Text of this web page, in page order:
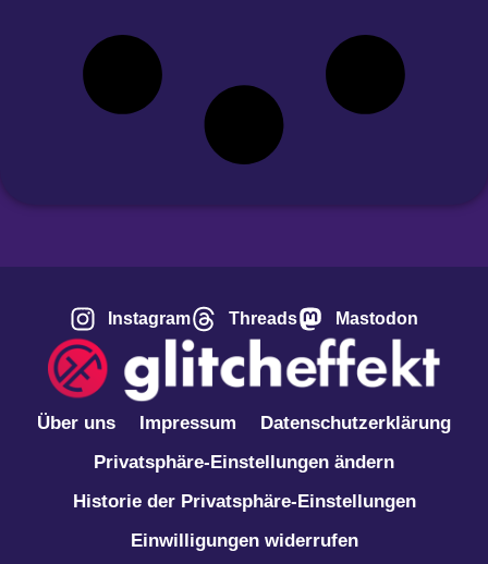
Instagram Threads Mastodon
Über uns Impressum
Datenschutzerklärung
Privatsphäre-Einstellungen ändern
Historie der Privatsphäre-Einstellungen
Einwilligungen widerrufen